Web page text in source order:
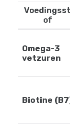
Voedingsst
of
Omega-3
vetzuren
Biotine